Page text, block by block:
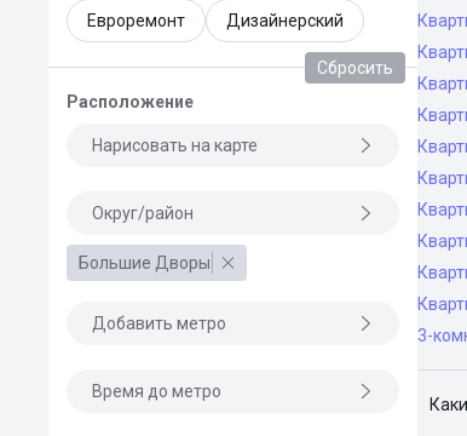
Евроремонт Дизайнерский
Сбросить
Расположение
Нарисовать на карте
Округ/район
Большие Дворы
Добавить метро
Время до метро
3-